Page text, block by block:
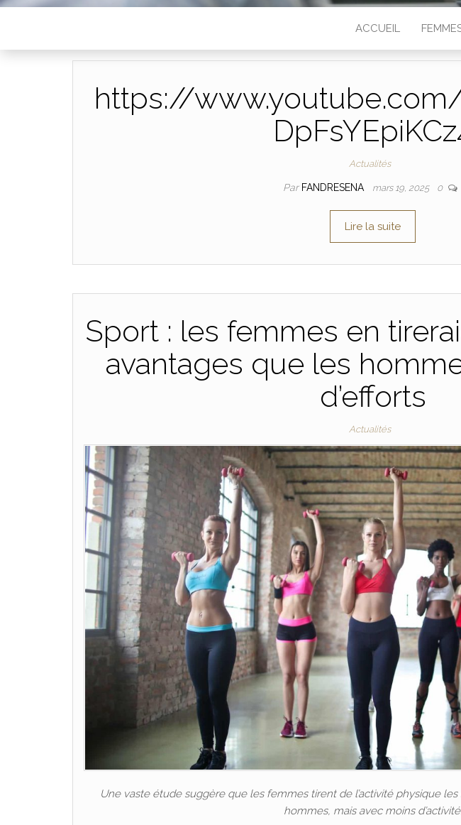
ACCUEIL
https://www.youtube.com/
Actualités
Par FANDRESENA mars 19, 2025 0
Lire la suite
Sport : les femmes en
avantages que les
d’efforts
Actualités
Une vaste étude suggère que les femmes tirent de l’activité physique
hommes, mais avec moins d’activité.